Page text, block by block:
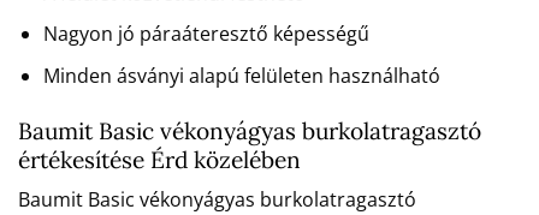
Nagyon jó páraáteresztő képességű
Minden ásványi alapú felületen használható
Baumit Basic vékonyágyas burkolatragasztó
értékesítése Érd közelében
Baumit Basic vékonyágyas burkolatragasztó